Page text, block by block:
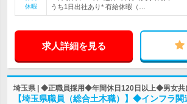
休暇
うち1日出社あり* 有給休暇（…
求人詳細を見る
埼玉県 | ◆正職員採用◆年間休日120日以上◆男女共
【埼玉県職員（総合土木職）】◆インフラ